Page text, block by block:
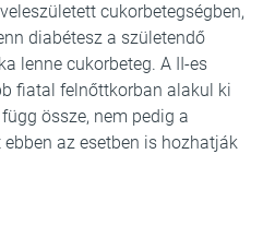
cukorbetegségben,
diabétesz a születendő
lenne cukorbeteg. A II-es
fiatal felnőttkorban alakul ki
össze, nem pedig a
az esetben is hozhatják